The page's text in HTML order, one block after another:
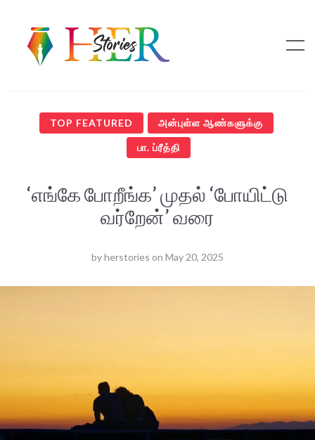
TOP FEATURED அன்புள்ள ஆண்களுக்கு
பா. ப்ரீத்தி
‘எங்கே போறீங்க’ முதல் ‘போயிட்டு
வர்றேன்’ வரை
byherstories on May 20, 2025